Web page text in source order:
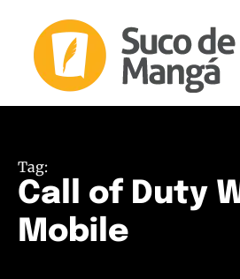
Tag:
Call of Duty
Mobile